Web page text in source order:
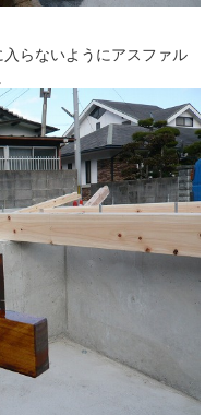
らないようにアスファル